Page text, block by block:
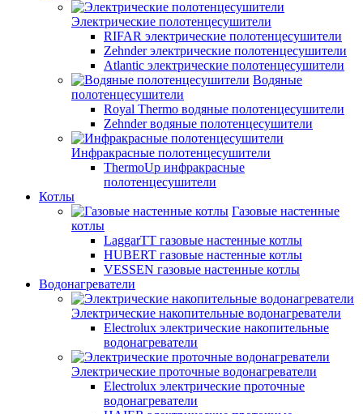
Электрические полотенцесушители
RIFAR электрические полотенцесушители
Zehnder электрические полотенцесушители
Atlantic электрические полотенцесушители
Водяные
полотенцесушители
Royal Thermo водяные полотенцесушители
Zehnder водяные полотенцесушители
Инфракрасные полотенцесушители
ThermoUp инфракрасные
полотенцесушители
Котлы
Газовые настенные
котлы
LaggarTT газовые настенные котлы
HUBERT газовые настенные котлы
VESSEN газовые настенные котлы
Водонагреватели
Электрические накопительные водонагреватели
Electrolux электрические накопительные
водонагреватели
Электрические проточные водонагреватели
Electrolux электрические проточные
водонагреватели